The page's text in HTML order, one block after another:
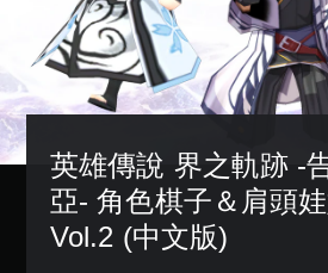
英雄傳說 界之軌跡 -
亞- 角色棋子＆肩頭
Vol.2 (中文版)